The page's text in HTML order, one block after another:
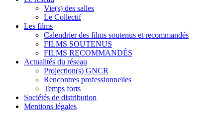
Vie(s) des salles
Le Collectif
Les films
Calendrier des films soutenus et recommandés
FILMS SOUTENUS
FILMS RECOMMANDÉS
Actualités du réseau
Projection(s) GNCR
Rencontres professionnelles
Temps forts
Sociétés de distribution
Mentions légales